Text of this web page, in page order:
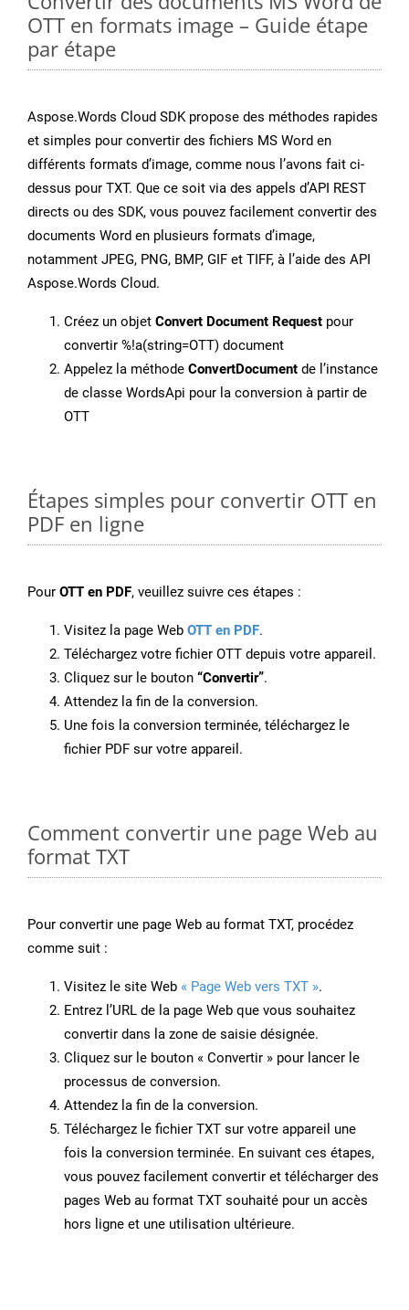
OTT en formats image – Guide étape
par étape
Aspose.Words Cloud SDK propose des méthodes rapides
et simples pour convertir des fichiers MS Word en
différents formats d’image, comme nous l’avons fait ci-
dessus pour TXT. Que ce soit via des appels d’API REST
directs ou des SDK, vous pouvez facilement convertir des
documents Word en plusieurs formats d’image,
notamment JPEG, PNG, BMP, GIF et TIFF, à l’aide des API
Aspose.Words Cloud.
Créez un objet Convert Document Request pour
convertir %!a(string=OTT) document
Appelez la méthode ConvertDocument de l’instance
de classe WordsApi pour la conversion à partir de
OTT
Étapes simples pour convertir OTT en
PDF en ligne
Pour OTT en PDF, veuillez suivre ces étapes :
Visitez la page Web OTT en PDF.
Téléchargez votre fichier OTT depuis votre appareil.
Cliquez sur le bouton “Convertir”.
Attendez la fin de la conversion.
Une fois la conversion terminée, téléchargez le
fichier PDF sur votre appareil.
Comment convertir une page Web au
format TXT
Pour convertir une page Web au format TXT, procédez
comme suit :
Visitez le site Web « Page Web vers TXT ».
Entrez l’URL de la page Web que vous souhaitez
convertir dans la zone de saisie désignée.
Cliquez sur le bouton « Convertir » pour lancer le
processus de conversion.
Attendez la fin de la conversion.
Téléchargez le fichier TXT sur votre appareil une
fois la conversion terminée. En suivant ces étapes,
vous pouvez facilement convertir et télécharger des
pages Web au format TXT souhaité pour un accès
hors ligne et une utilisation ultérieure.